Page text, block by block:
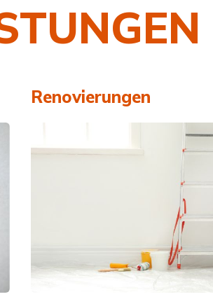
Renovierungen